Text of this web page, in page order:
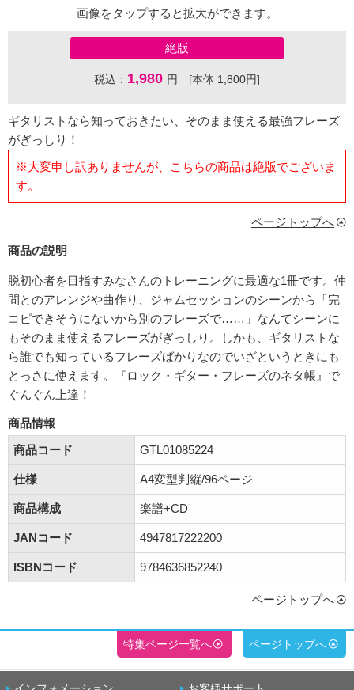
画像をタップすると拡大ができます。
絶版
税込： 1,980 円 [本体 1,800円]
ギタリストなら知っておきたい、そのまま使える最強フレーズ
がぎっしり！
※大変申し訳ありませんが、こちらの商品は絶版でございま
す。
ページトップへ
商品の説明
脱初心者を目指すみなさんのトレーニングに最適な1冊です。仲
間とのアレンジや曲作り、ジャムセッションのシーンから「完
コピできそうにないから別のフレーズで……」なんてシーンに
もそのまま使えるフレーズがぎっしり。しかも、ギタリストな
ら誰でも知っているフレーズばかりなのでいざというときにも
とっさに使えます。『ロック・ギター・フレーズのネタ帳』で
ぐんぐん上達！
商品情報
商品コード
GTL01085224
仕様 A4変型判縦/96ページ
商品構成 楽譜+CD
JANコード 4947817222200
ISBNコード 9784636852240
ページトップへ
特集ページ一覧へ ページトップへ